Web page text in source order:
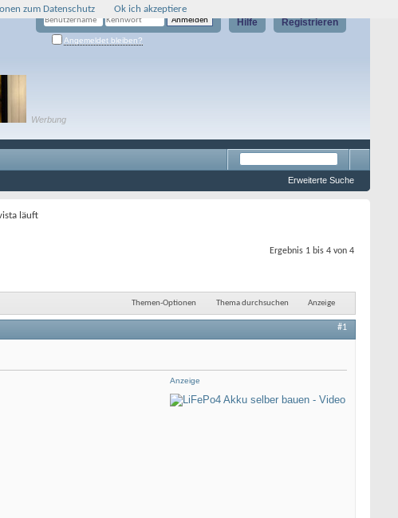
Registrieren
Hilfe
Angemeldet bleiben?
Werbung
Erweiterte Suche
läuft
Ergebnis 1 bis 4 von 4
Themen-Optionen Thema durchsuchen Anzeige
#1
Anzeige
zum Datenschutz Ok ich akzeptiere